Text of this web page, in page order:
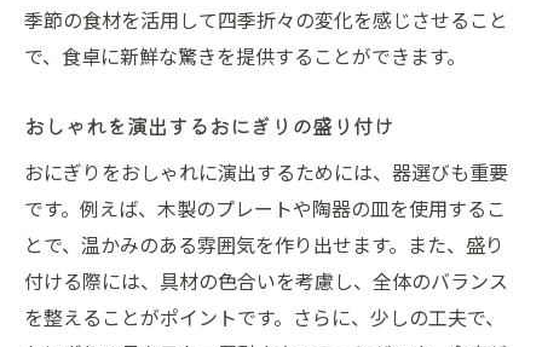
季節の食材を活用して四季折々の変化を感じさせること
で、食卓に新鮮な驚きを提供することができます。
おしゃれを演出するおにぎりの盛り付け
おにぎりをおしゃれに演出するためには、器選びも重要
です。例えば、木製のプレートや陶器の皿を使用するこ
とで、温かみのある雰囲気を作り出せます。また、盛り
付ける際には、具材の色合いを考慮し、全体のバランス
を整えることがポイントです。さらに、少しの工夫で、